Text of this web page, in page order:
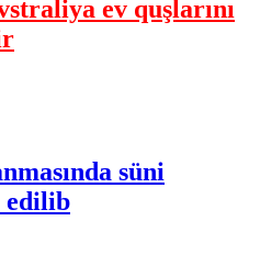
ev quşlarını
süni
edilib